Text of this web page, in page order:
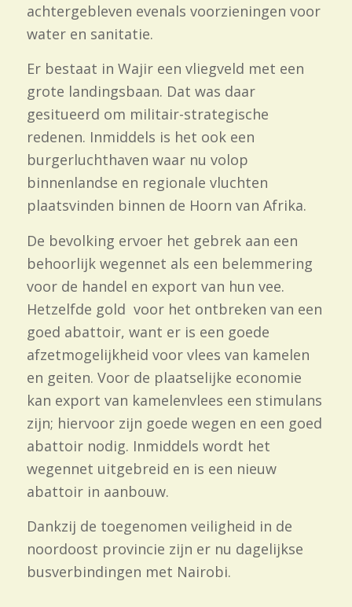
achtergebleven evenals voorzieningen voor
water en sanitatie.
Er bestaat in Wajir een vliegveld met een
grote landingsbaan. Dat was daar
gesitueerd om militair-strategische
redenen. Inmiddels is het ook een
burgerluchthaven waar nu volop
binnenlandse en regionale vluchten
plaatsvinden binnen de Hoorn van Afrika.
De bevolking ervoer het gebrek aan een
behoorlijk wegennet als een belemmering
voor de handel en export van hun vee.
Hetzelfde gold voor het ontbreken van een
goed abattoir, want er is een goede
afzetmogelijkheid voor vlees van kamelen
en geiten. Voor de plaatselijke economie
kan export van kamelenvlees een stimulans
zijn; hiervoor zijn goede wegen en een goed
abattoir nodig. Inmiddels wordt het
wegennet uitgebreid en is een nieuw
abattoir in aanbouw.
Dankzij de toegenomen veiligheid in de
noordoost provincie zijn er nu dagelijkse
busverbindingen met Nairobi.